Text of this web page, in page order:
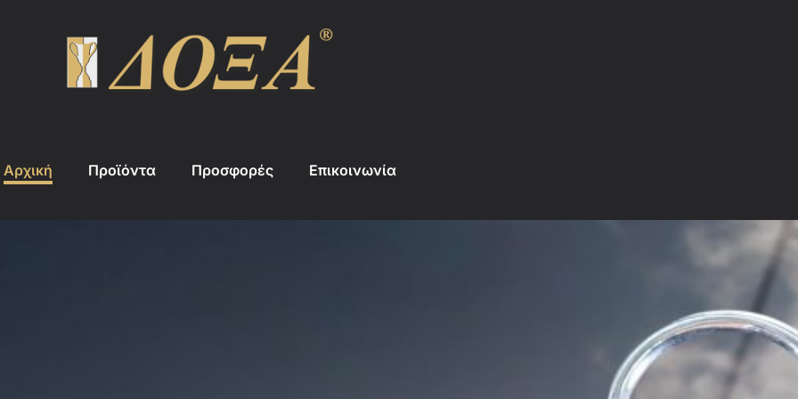
Αρχική Προϊόντα Προσφορές Επικοινωνία